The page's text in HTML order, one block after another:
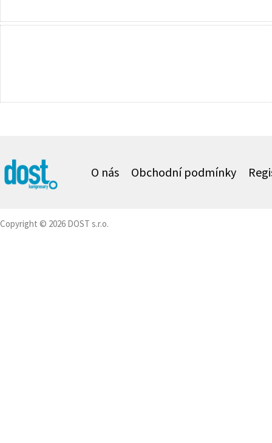
O nás Obchodní podmínky
Copyright © 2026 DOST s.r.o.